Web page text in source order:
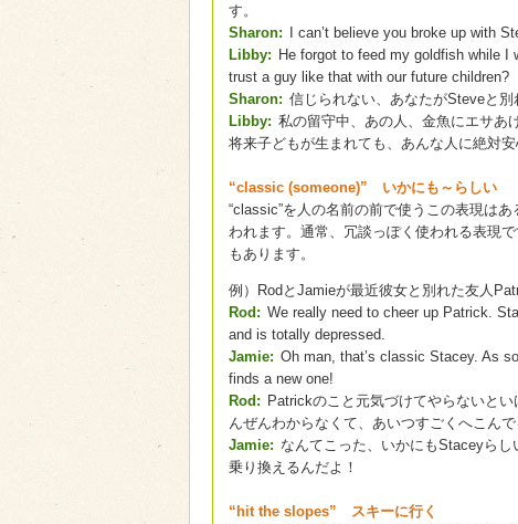
す。
Sharon:
I can’t believe you broke up with
Libby: He forgot to feed my goldfish while
trust a guy like that with our future children?
Sharon: 信じられない、あなたがSteveと
Libby: 私の留守中、あの人、金魚にエサあ
将来子どもが生まれても、あんな人に絶対
“classic (someone)” いかにも～らしい
“classic”を人の名前の前で使うこの表現は
われます。通常、冗談っぽく使われる表現
もあります。
例）RodとJamieが最近彼女と別れた友人
Rod: We really need to cheer up Patrick.
and is totally depressed.
Jamie: Oh man, that’s classic Stacey. As
finds a new one!
Rod: Patrickのこと元気づけてやらないと
んぜんわからなくて、あいつすごくへこんで
Jamie: なんてこった、いかにもStaceyら
乗り換えるんだよ！
“hit the slopes” スキーに行く